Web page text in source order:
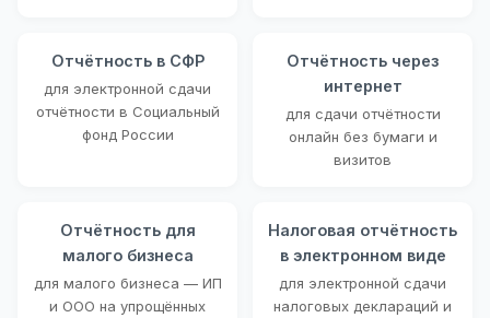
Отчётность в СФР
для электронной сдачи
отчётности в Социальный
фонд России
Отчётность через
интернет
для сдачи отчётности
онлайн без бумаги и
визитов
Отчётность для
малого бизнеса
для малого бизнеса — ИП
и ООО на упрощённых
Налоговая отчётность
в электронном виде
для электронной сдачи
налоговых деклараций и